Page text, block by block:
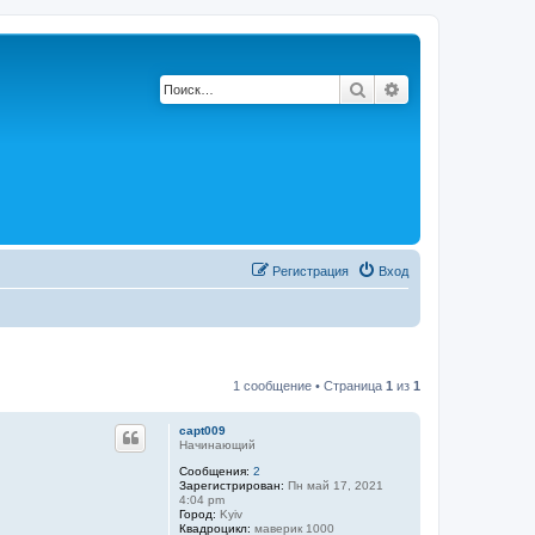
Поиск
Вход
Регистрация
1 сообщение • Страница 1 из 1
capt009
Начинающий
Сообщения: 2
Зарегистрирован: Пн май 17, 2021
4:04 pm
Город: Kyiv
Квадроцикл: маверик 1000